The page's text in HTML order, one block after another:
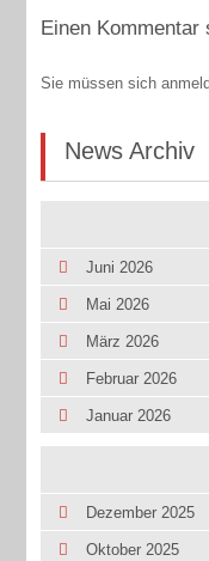
Einen Kommentar
Sie müssen sich
News Archiv
Juni 2026
Mai 2026
März 2026
Februar 2026
Januar 2026
Dezember 2025
Oktober 2025